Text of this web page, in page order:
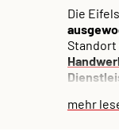
Die
mehr